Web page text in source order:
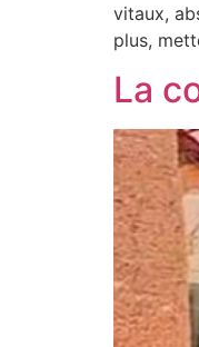
vitaux,
plus,
La